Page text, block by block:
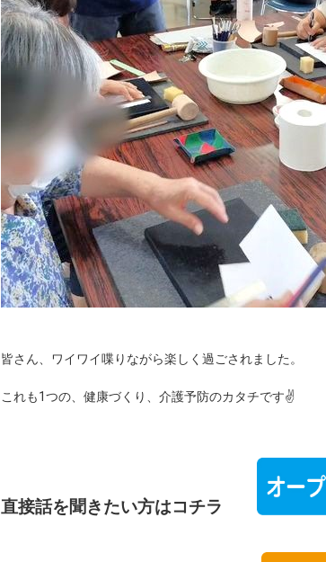
皆さん、ワイワイ喋りながら楽しく過ごされました。
これも1つの、健康づくり、介護予防のカタチです✌️
直接話を聞きたい方はコチラ